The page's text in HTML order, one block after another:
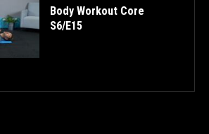
Body Workout Core
S6/E15